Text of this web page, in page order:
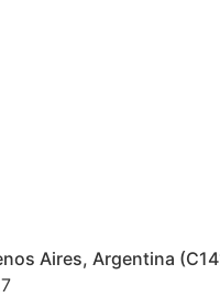
Aires, Argentina